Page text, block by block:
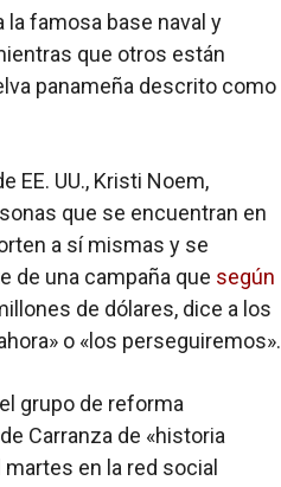
la famosa base naval y
que otros están
panameña descrito como
EE. UU., Kristi Noem,
que se encuentran en
a sí mismas y se
de una campaña que según
de dólares, dice a los
o «los perseguiremos».
grupo de reforma
Carranza de «historia
martes en la red social